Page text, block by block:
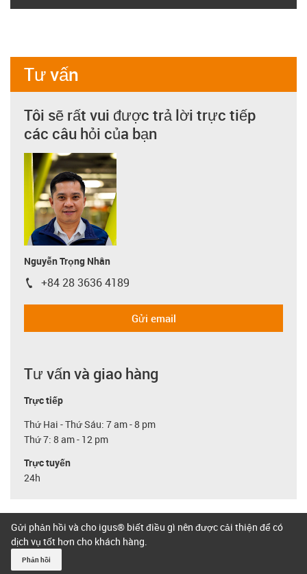
Tư vấn
Tôi sẽ rất vui được trả lời trực tiếp
các câu hỏi của bạn
Nguyễn Trọng Nhân
igus-icon-phone
+84 28 3636 4189
Gửi email
Tư vấn và giao hàng
Trực tiếp
Thứ Hai - Thứ Sáu: 7 am - 8 pm
Thứ 7: 8 am - 12 pm
Trực tuyến
24h
Gửi phản hồi và cho igus® biết điều gì nên được cải thiện để có
dịch vụ tốt hơn cho khách hàng.
Phản hồi